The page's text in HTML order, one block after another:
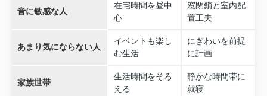
音に敏感な人
在宅時間を昼中
心
窓閉鎖と室内配
置工夫
あまり気にならない人
イベントも楽し
む生活
にぎわいを前提
に計画
家族世帯
生活時間をそろ
える
静かな時間帯に
就寝